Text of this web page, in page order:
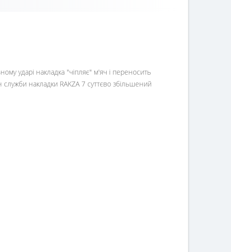
ударі накладка "чіпляє" м'яч і переносить
служби накладки RAKZA 7 суттєво збільшений